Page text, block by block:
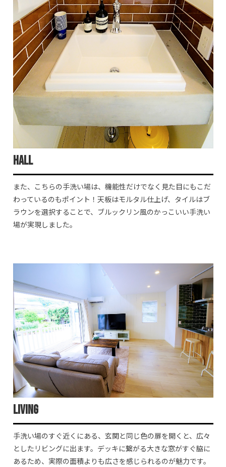
Hall
また、こちらの手洗い場は、機能性だけでなく見た目にもこだ
わっているのもポイント！天板はモルタル仕上げ、タイルはブ
ラウンを選択することで、ブルックリン風のかっこいい手洗い
場が実現しました。
Living
手洗い場のすぐ近くにある、玄関と同じ色の扉を開くと、広々
としたリビングに出ます。デッキに繋がる大きな窓がすぐ脇に
あるため、実際の面積よりも広さを感じられるのが魅力です。